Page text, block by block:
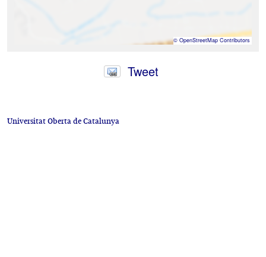
© OpenStreetMap Contributors
Tweet
Universitat Oberta de Catalunya